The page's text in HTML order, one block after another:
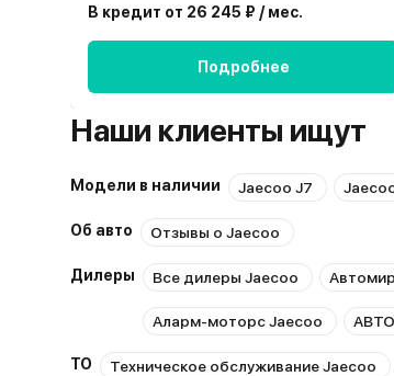
В кредит от 26 245 ₽ / мес.
Подробнее
Наши клиенты ищут
Модели в наличии Jaecoo J7
Об авто Отзывы о Jaecoo
Дилеры Все дилеры Jaecoo
Аларм-моторс Jaecoo
ТО Техническое обслуживание Jaecoo